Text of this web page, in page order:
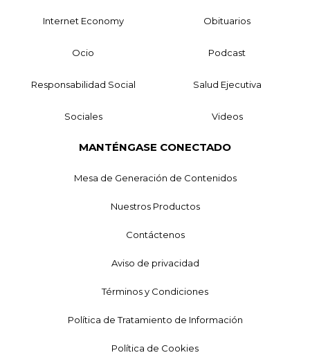
Internet Economy Obituarios
Ocio Podcast
Responsabilidad Social Salud Ejecutiva
Sociales Videos
MANTÉNGASE CONECTADO
Mesa de Generación de Contenidos
Nuestros Productos
Contáctenos
Aviso de privacidad
Términos y Condiciones
Política de Tratamiento de Información
Política de Cookies